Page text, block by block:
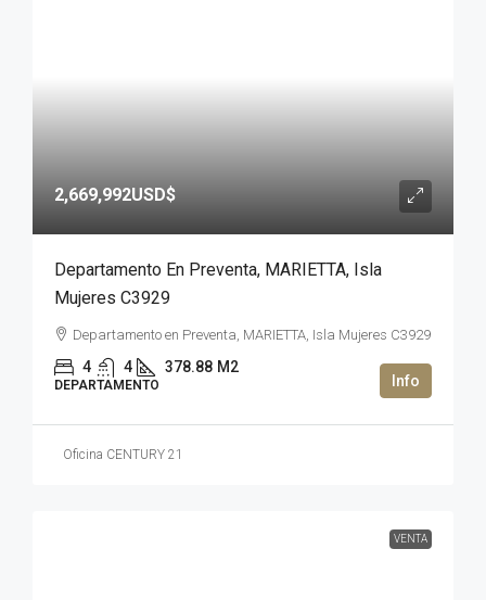
2,669,992USD$
Departamento En Preventa, MARIETTA, Isla
Mujeres C3929
Departamento en Preventa, MARIETTA, Isla Mujeres C3929
4 4 378.88 M2
DEPARTAMENTO
Oficina CENTURY 21
VENTA